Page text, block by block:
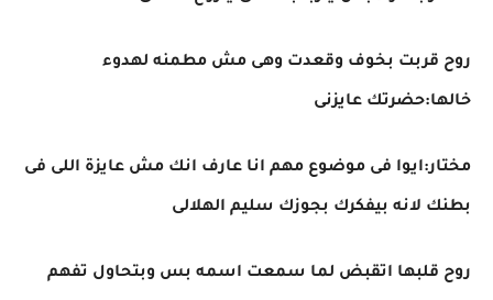
روح قربت بخوف وقعدت وهى مش مطمنه لهدوء
خالها:حضرتك عايزنى
مختار:ايوا فى موضوع مهم انا عارف انك مش عايزة اللى فى
بطنك لانه بيفكرك بجوزك سليم الهلالى
روح قلبها اتقبض لما سمعت اسمه بس وبتحاول تفهم